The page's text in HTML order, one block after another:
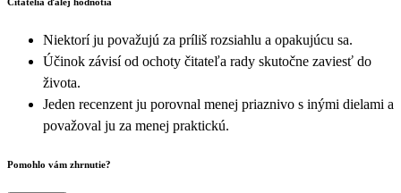
Niektorí ju považujú za príliš rozsiahlu a opakujúcu sa.
Účinok závisí od ochoty čitateľa rady skutočne zaviesť do
života.
Jeden recenzent ju porovnal menej priaznivo s inými dielami a
považoval ju za menej praktickú.
Pomohlo vám zhrnutie?